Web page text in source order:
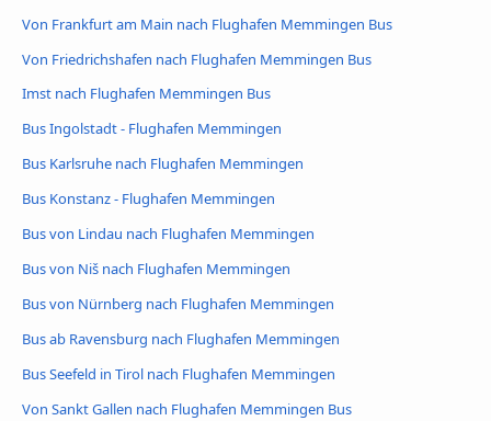
Von Frankfurt am Main nach Flughafen Memmingen Bus
Von Friedrichshafen nach Flughafen Memmingen Bus
Imst nach Flughafen Memmingen Bus
Bus Ingolstadt - Flughafen Memmingen
Bus Karlsruhe nach Flughafen Memmingen
Bus Konstanz - Flughafen Memmingen
Bus von Lindau nach Flughafen Memmingen
Bus von Niš nach Flughafen Memmingen
Bus von Nürnberg nach Flughafen Memmingen
Bus ab Ravensburg nach Flughafen Memmingen
Bus Seefeld in Tirol nach Flughafen Memmingen
Von Sankt Gallen nach Flughafen Memmingen Bus